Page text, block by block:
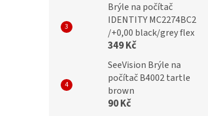
Brýle na počítač
IDENTITY MC2274BC2
/+0,00 black/grey flex
349 Kč
SeeVision Brýle na
počítač B4002 tartle
brown
90 Kč
Dioptrické brýle
IDENTITY
MC2291 +1,50